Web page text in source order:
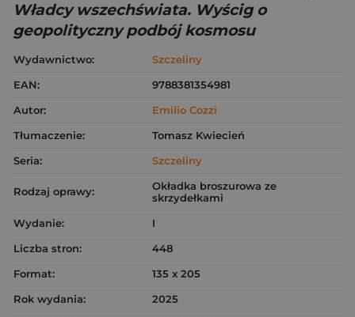
Władcy wszechświata. Wyścig o
geopolityczny podbój kosmosu
Wydawnictwo:
Szczeliny
EAN:
9788381354981
Autor:
Emilio Cozzi
Tłumaczenie:
Tomasz Kwiecień
Seria:
Szczeliny
Rodzaj oprawy:
Okładka broszurowa ze
skrzydełkami
Wydanie:
I
Liczba stron:
448
Format:
135 x 205
Rok wydania:
2025